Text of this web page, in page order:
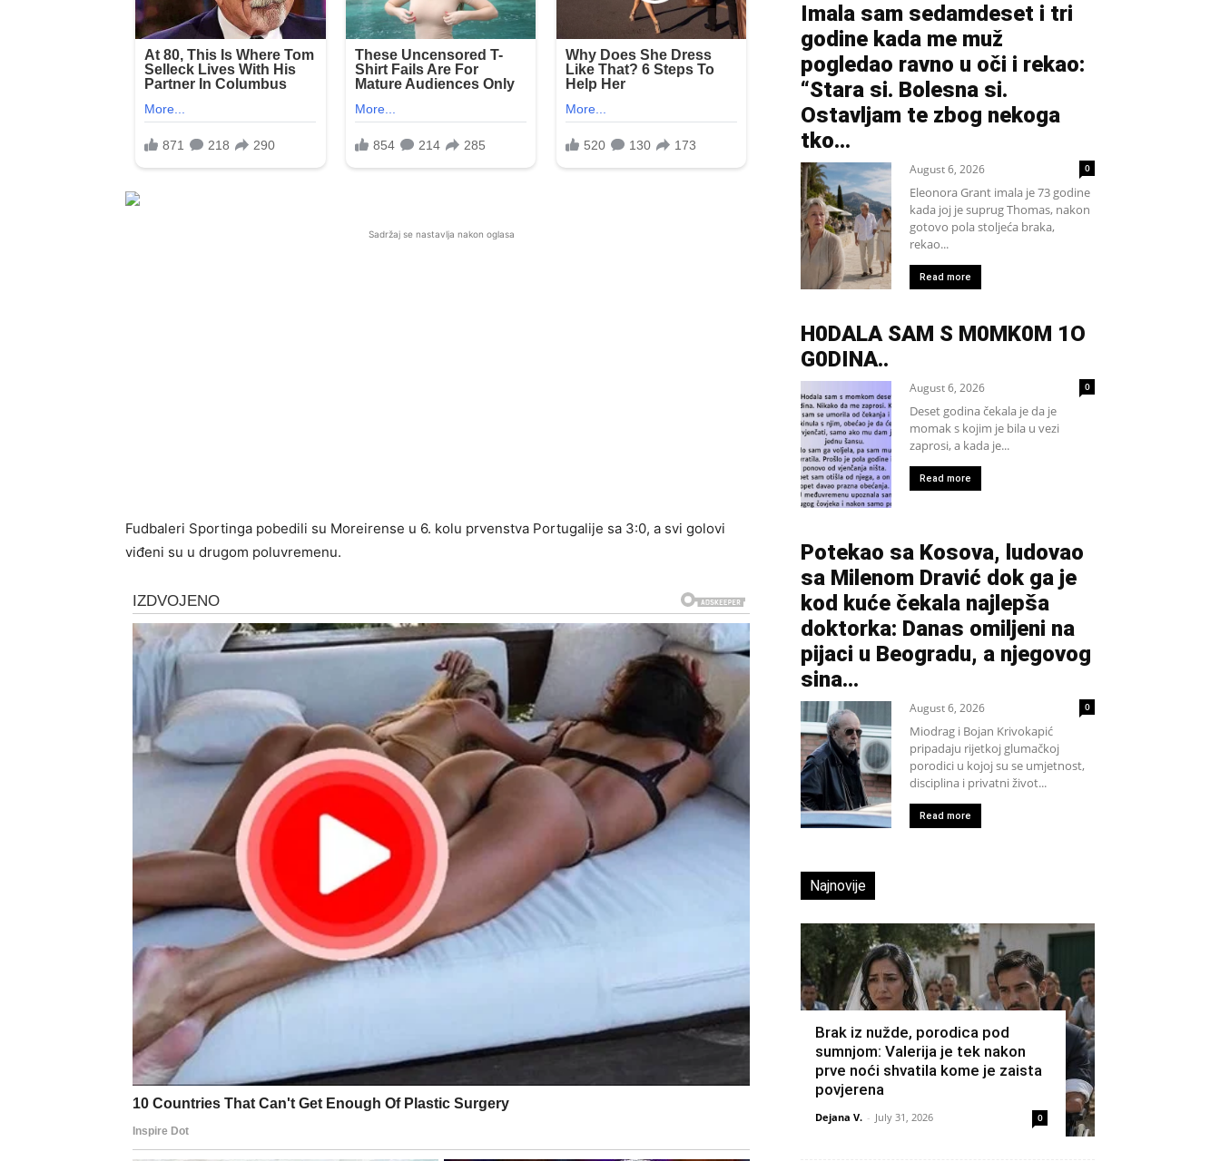
Sadržaj se nastavlja nakon oglasa
Fudbaleri Sportinga pobedili su Moreirense u 6. kolu prvenstva Portugalije sa 3:0, a svi golovi
viđeni su u drugom poluvremenu.
Imala sam sedamdeset i tri
godine kada me muž
pogledao ravno u oči i rekao:
“Stara si. Bolesna si.
Ostavljam te zbog nekoga
tko...
August 6, 2026 0
Eleonora Grant imala je 73 godine
kada joj je suprug Thomas, nakon
gotovo pola stoljeća braka,
rekao...
Read more
H0DALA SAM S M0MK0M 1O
G0DINA..
August 6, 2026 0
Deset godina čekala je da je
momak s kojim je bila u vezi
zaprosi, a kada je...
Read more
Potekao sa Kosova, ludovao
sa Milenom Dravić dok ga je
kod kuće čekala najlepša
doktorka: Danas omiljeni na
pijaci u Beogradu, a njegovog
sina...
August 6, 2026 0
Miodrag i Bojan Krivokapić
pripadaju rijetkoj glumačkoj
porodici u kojoj su se umjetnost,
disciplina i privatni život...
Read more
Najnovije
Brak iz nužde, porodica pod
sumnjom: Valerija je tek nakon
prve noći shvatila kome je zaista
povjerena
Dejana V. - July 31, 2026 0